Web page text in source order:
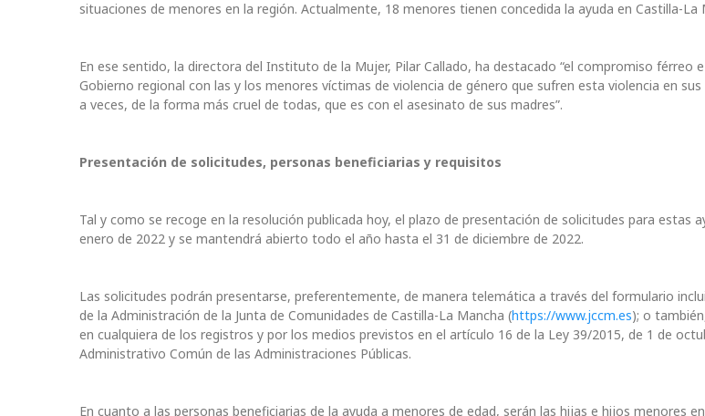
situaciones de menores en la región. Actualmente, 18 menores tienen concedida la ayuda en Castilla-La
En ese sentido, la directora del Instituto de la Mujer, Pilar Callado, ha destacado “el compromiso férreo
Gobierno regional con las y los menores víctimas de violencia de género que sufren esta violencia en
a veces, de la forma más cruel de todas, que es con el asesinato de sus madres”.
Presentación de solicitudes, personas beneficiarias y requisitos
Tal y como se recoge en la resolución publicada hoy, el plazo de presentación de solicitudes para estas
enero de 2022 y se mantendrá abierto todo el año hasta el 31 de diciembre de 2022.
Las solicitudes podrán presentarse, preferentemente, de manera telemática a través del formulario
de la Administración de la Junta de Comunidades de Castilla-La Mancha (https://www.jccm.es); o
en cualquiera de los registros y por los medios previstos en el artículo 16 de la Ley 39/2015, de 1 de
Administrativo Común de las Administraciones Públicas.
En cuanto a las personas beneficiarias de la ayuda a menores de edad, serán las hijas e hijos menores